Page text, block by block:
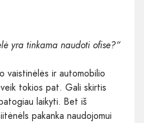
yra tinkama naudoti ofise?“
vaistinėlės ir automobilio
tokios pat. Gali skirtis
laikyti. Bet iš
pakanka naudojomui